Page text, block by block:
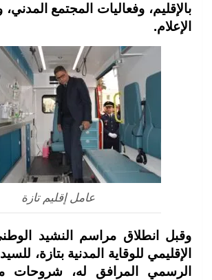
بالإقليم، وفعاليات المجتمع
الإعلام.
عامل إقليم تازة
وقبل انطلاق مراسم النشيد
الإقليمي للوقاية المدنية بتازة،
الرسمي المرافق له، شروحات